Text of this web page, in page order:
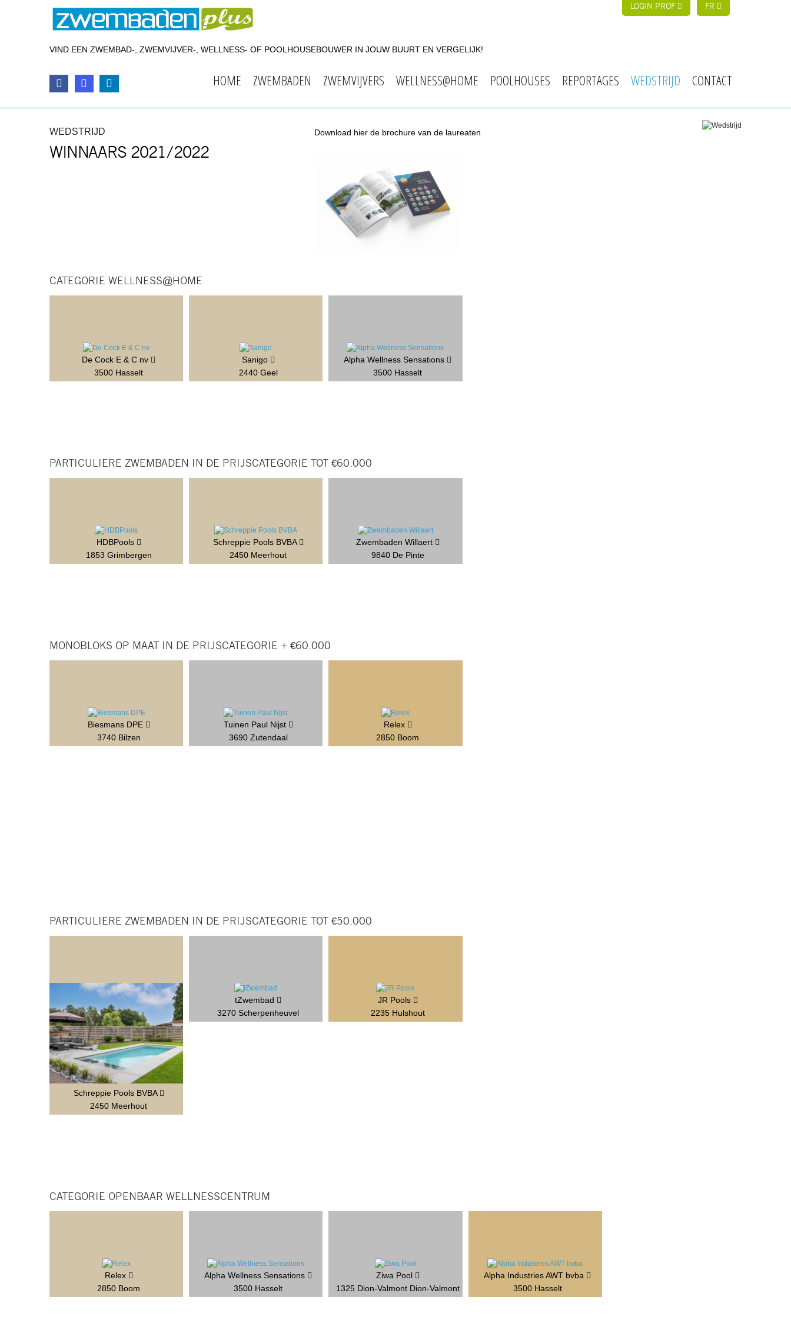
LOGIN PROF FR
VIND EEN ZWEMBAD-, ZWEMVIJVER-, WELLNESS- OF POOLHOUSEBOUWER IN JOUW BUURT EN VERGELIJK!
HOME ZWEMBADEN ZWEMVIJVERS WELLNESS@HOME POOLHOUSES REPORTAGES WEDSTRIJD CONTACT
WEDSTRIJD
WINNAARS 2021/2022
Download hier de brochure van de laureaten
CATEGORIE WELLNESS@HOME
De Cock E & C nv
3500 Hasselt
Sanigo
2440 Geel
Alpha Wellness Sensations
3500 Hasselt
PARTICULIERE ZWEMBADEN IN DE PRIJSCATEGORIE TOT €60.000
HDBPools
1853 Grimbergen
Schreppie Pools BVBA
2450 Meerhout
Zwembaden Willaert
9840 De Pinte
MONOBLOKS OP MAAT IN DE PRIJSCATEGORIE + €60.000
Biesmans DPE
3740 Bilzen
Tuinen Paul Nijst
3690 Zutendaal
Relex
2850 Boom
PARTICULIERE ZWEMBADEN IN DE PRIJSCATEGORIE TOT €50.000
Schreppie Pools BVBA
2450 Meerhout
tZwembad
3270 Scherpenheuvel
JR Pools
2235 Hulshout
CATEGORIE OPENBAAR WELLNESSCENTRUM
Relex
2850 Boom
Alpha Wellness Sensations
3500 Hasselt
Ziwa Pool
1325 Dion-Valmont Dion-Valmont
Alpha Industries AWT bvba
3500 Hasselt